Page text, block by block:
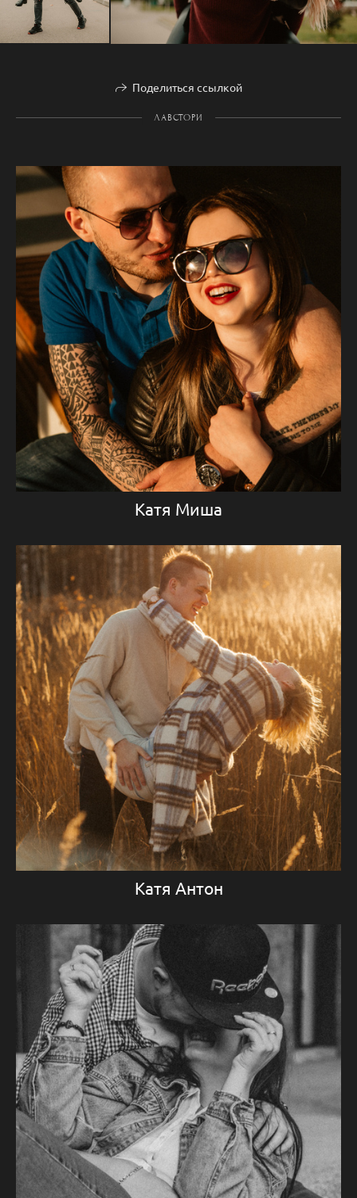
Поделиться ссылкой
ЛАВСТОРИ
Катя Миша
Катя Антон